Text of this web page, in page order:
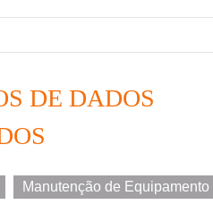
DE DADOS
Manutenção de Equipamento